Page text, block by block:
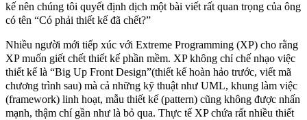
kế nên chúng tôi quyết định dịch một bài viết rất quan trọng của ông
có tên “Có phải thiết kế đã chết?”
Nhiều người mới tiếp xúc với Extreme Programming (XP) cho rằng
XP muốn giết chết thiết kế phần mềm. XP không chỉ chế nhạo việc
thiết kế là “Big Up Front Design”(thiết kế hoàn hảo trước, viết mã
chương trình sau) mà cả những kỹ thuật như UML, khung làm việc
(framework) linh hoạt, mẫu thiết kế (pattern) cũng không được nhấn
mạnh, thậm chí gần như là bỏ qua. Thực tế XP chứa rất nhiều thiết